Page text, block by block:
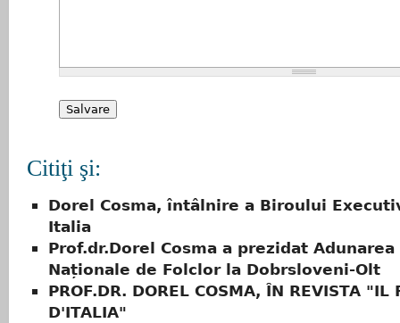
Citiţi şi:
Dorel Cosma, întâlnire a Biroului
Italia
Prof.dr.Dorel Cosma a prezidat
Naționale de Folclor la Dobrsloveni-Olt
PROF.DR. DOREL COSMA, ÎN REVISTA "IL
D'ITALIA"